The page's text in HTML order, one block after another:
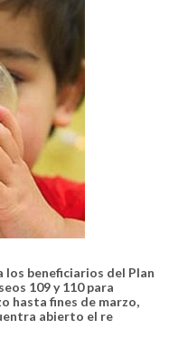
los beneficiarios del Plan
109 y 110 para
hasta fines de marzo,
abierto el re